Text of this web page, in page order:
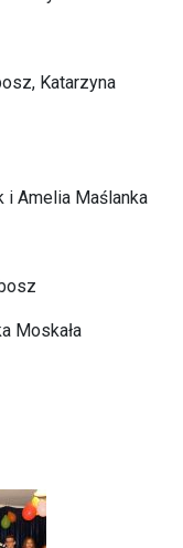
Katarzyna
i Amelia Maślanka
Moskała